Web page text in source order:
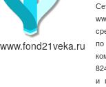
www.fond21veka.ru
и